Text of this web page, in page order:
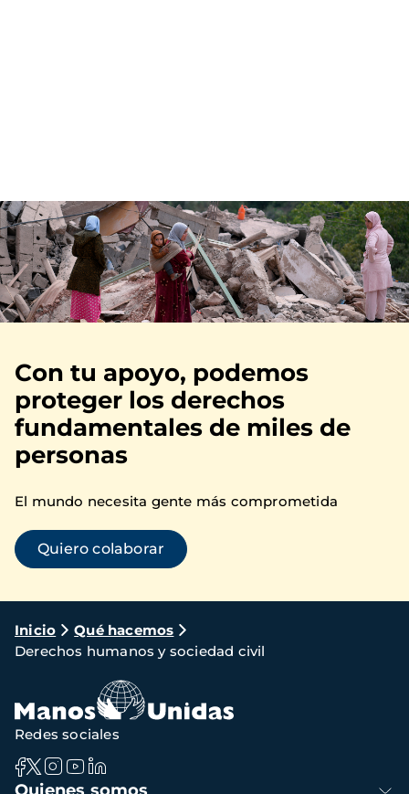
Imagen
Con tu apoyo, podemos
proteger los derechos
fundamentales de miles de
personas
El mundo necesita gente más comprometida
Quiero colaborar
Ruta
de
navegación
Inicio
Qué hacemos
Derechos humanos y sociedad civil
Navegación
Redes sociales